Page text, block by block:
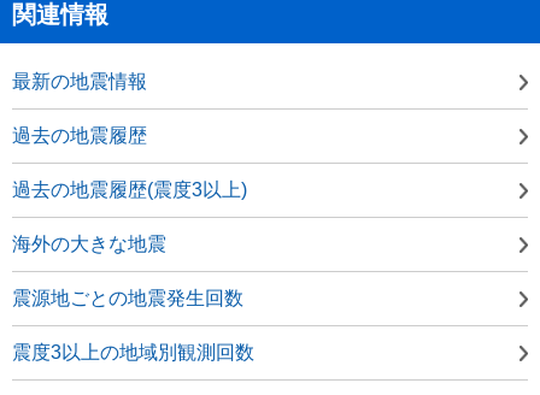
関連情報
最新の地震情報
過去の地震履歴
過去の地震履歴(震度3以上)
海外の大きな地震
震源地ごとの地震発生回数
震度3以上の地域別観測回数